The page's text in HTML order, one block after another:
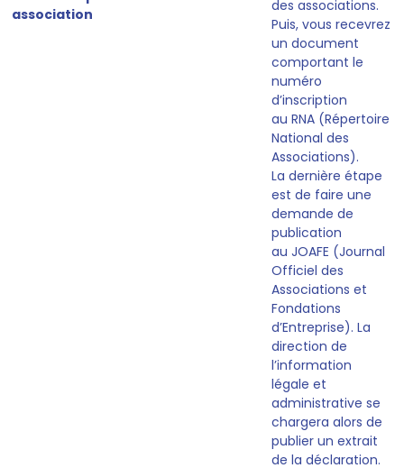
association
des associations.
Puis, vous recevrez
un document
comportant le
numéro
d’inscription
au RNA (Répertoire
National des
Associations).
La dernière étape
est de faire une
demande de
publication
au JOAFE (Journal
Officiel des
Associations et
Fondations
d’Entreprise). La
direction de
l’information
légale et
administrative se
chargera alors de
publier un extrait
de la déclaration.